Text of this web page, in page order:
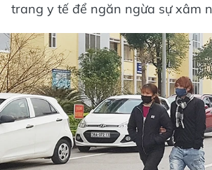
trang y tế để ngăn ngừa sự xâm